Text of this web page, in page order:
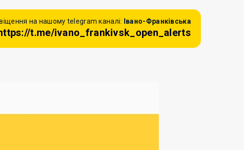
на нашому telegram каналі: Івано-Франківська
t.me/ivano_frankivsk_open_alerts